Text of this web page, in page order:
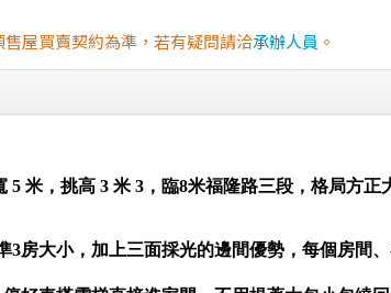
屋買賣契約為準，若有疑問請洽承辦人員 。